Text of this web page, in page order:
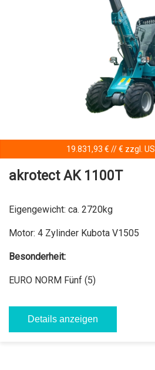
19.831,93 € // € zzgl.
akrotect AK 1100T
Eigengewicht:ca. 2720kg
Motor:4 Zylinder Kubota V1505
Besonderheit:
EURO NORM Fünf (5)
Details anzeigen